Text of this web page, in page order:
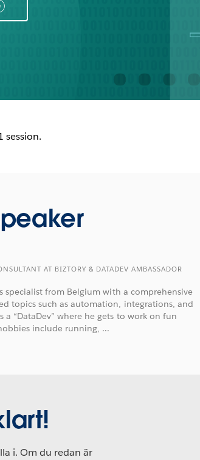
session.
AT BIZTORY & DATADEV AMBASSADOR
specialist from Belgium with a comprehensive
topics such as automation, integrations, and
a “DataDev” where he gets to work on fun
include running, ...
i. Om du redan är